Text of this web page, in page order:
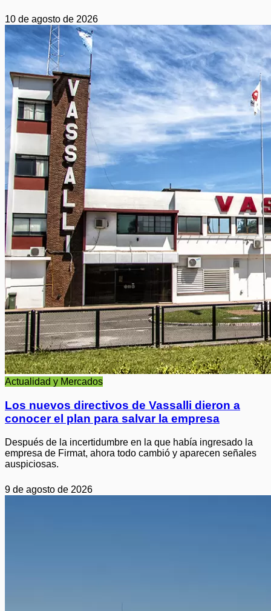
10 de agosto de 2026
Actualidad y Mercados
Los nuevos directivos de Vassalli dieron a
conocer el plan para salvar la empresa
Después de la incertidumbre en la que había ingresado la
empresa de Firmat, ahora todo cambió y aparecen señales
auspiciosas.
9 de agosto de 2026